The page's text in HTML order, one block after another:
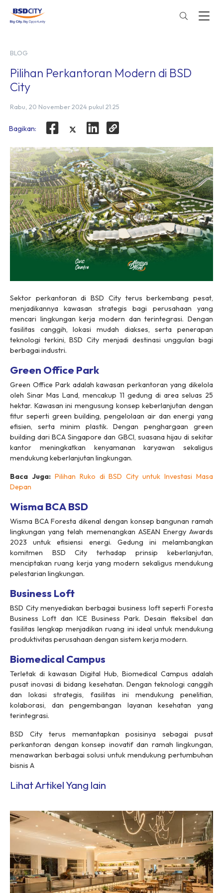
BLOG
Pilihan Perkantoran Modern di BSD
City
Rabu, 20 November 2024 pukul 21:25
Bagikan:
Sektor perkantoran di BSD City terus berkembang pesat,
menjadikannya kawasan strategis bagi perusahaan yang
mencari lingkungan kerja modern dan terintegrasi. Dengan
fasilitas canggih, lokasi mudah diakses, serta penerapan
teknologi terkini, BSD City menjadi destinasi unggulan bagi
berbagai industri.
Green Office Park
Green Office Park adalah kawasan perkantoran yang dikelola
oleh Sinar Mas Land, mencakup 11 gedung di area seluas 25
hektar. Kawasan ini mengusung konsep keberlanjutan dengan
fitur seperti green building, pengelolaan air dan energi yang
efisien, serta minim plastik. Dengan penghargaan green
building dari BCA Singapore dan GBCI, suasana hijau di sekitar
kantor meningkatkan kenyamanan karyawan sekaligus
mendukung keberlanjutan lingkungan.
Baca Juga: Pilihan Ruko di BSD City untuk Investasi Masa
Depan
Wisma BCA BSD
Wisma BCA Foresta dikenal dengan konsep bangunan ramah
lingkungan yang telah memenangkan ASEAN Energy Awards
2023 untuk efisiensi energi. Gedung ini melambangkan
komitmen BSD City terhadap prinsip keberlanjutan,
menciptakan ruang kerja yang modern sekaligus mendukung
pelestarian lingkungan.
Business Loft
BSD City menyediakan berbagai business loft seperti Foresta
Business Loft dan ICE Business Park. Desain fleksibel dan
fasilitas lengkap menjadikan ruang ini ideal untuk mendukung
produktivitas perusahaan dengan sistem kerja modern.
Biomedical Campus
Terletak di kawasan Digital Hub, Biomedical Campus adalah
pusat inovasi di bidang kesehatan. Dengan teknologi canggih
dan lokasi strategis, fasilitas ini mendukung penelitian,
kolaborasi, dan pengembangan layanan kesehatan yang
terintegrasi.
BSD City terus memantapkan posisinya sebagai pusat
perkantoran dengan konsep inovatif dan ramah lingkungan,
menawarkan berbagai solusi untuk mendukung pertumbuhan
bisnis A
Lihat Artikel Yang lain